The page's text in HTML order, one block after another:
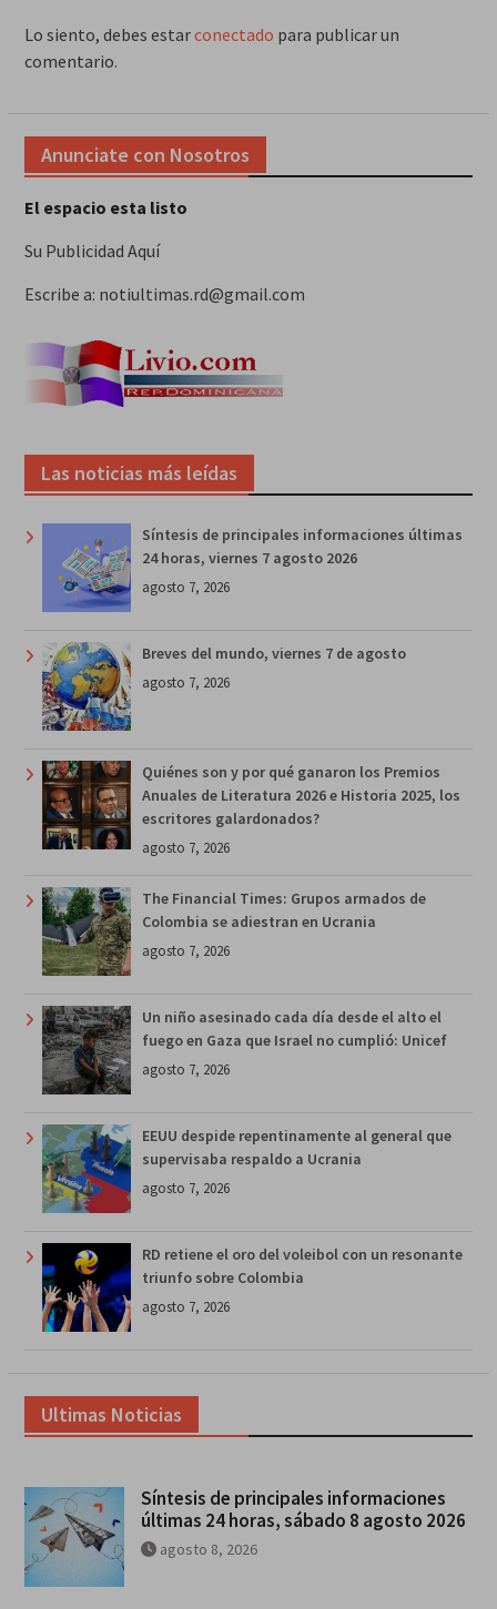
Lo siento, debes estarconectado para publicar un
comentario.
Anunciate con Nosotros
El espacio esta listo
Su Publicidad Aquí
Escribe a: notiultimas.rd@gmail.com
Las noticias más leídas
Síntesis de principales informaciones últimas
24 horas, viernes 7 agosto 2026
agosto 7, 2026
Breves del mundo, viernes 7 de agosto
agosto 7, 2026
Quiénes son y por qué ganaron los Premios
Anuales de Literatura 2026 e Historia 2025, los
escritores galardonados?
agosto 7, 2026
The Financial Times: Grupos armados de
Colombia se adiestran en Ucrania
agosto 7, 2026
Un niño asesinado cada día desde el alto el
fuego en Gaza que Israel no cumplió: Unicef
agosto 7, 2026
EEUU despide repentinamente al general que
supervisaba respaldo a Ucrania
agosto 7, 2026
RD retiene el oro del voleibol con un resonante
triunfo sobre Colombia
agosto 7, 2026
Ultimas Noticias
Síntesis de principales informaciones
últimas 24 horas, sábado 8 agosto 2026
agosto 8, 2026